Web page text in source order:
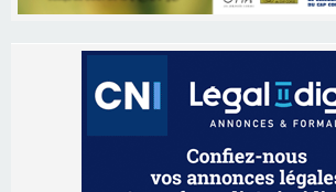
Les brèves
Ucciani – Marché des